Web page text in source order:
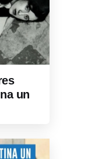
un